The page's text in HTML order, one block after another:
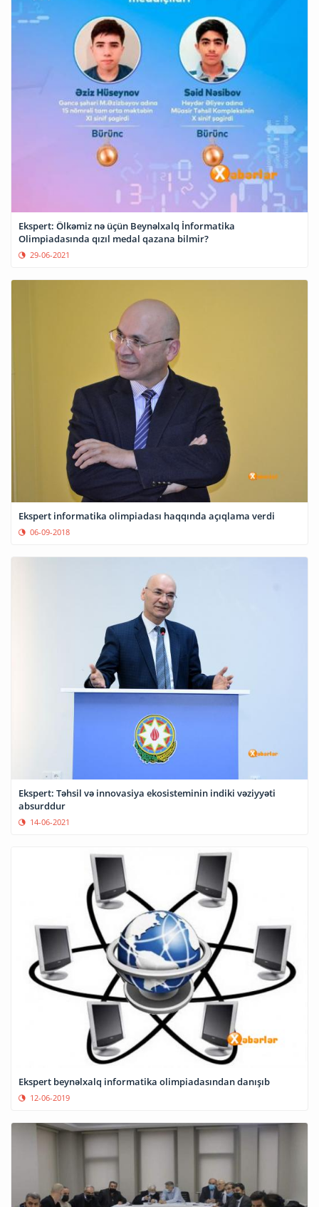
Ekspert: Ölkəmiz nə üçün Beynəlxalq İnformatika
Olimpiadasında qızıl medal qazana bilmir?
29-06-2021
Ekspert informatika olimpiadası haqqında açıqlama verdi
06-09-2018
Ekspert: Təhsil və innovasiya ekosisteminin indiki vəziyyəti
absurddur
14-06-2021
Ekspert beynəlxalq informatika olimpiadasından danışıb
12-06-2019